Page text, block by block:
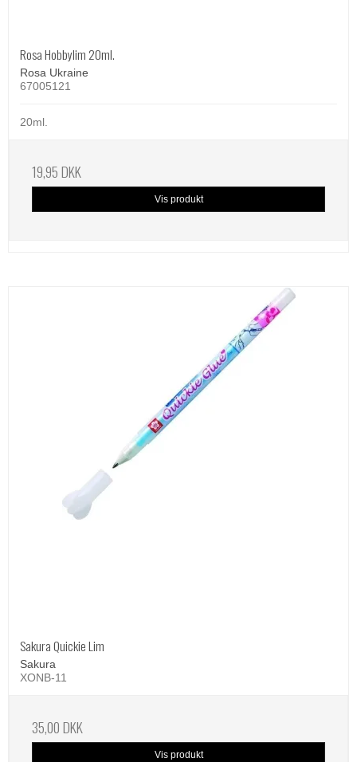
Rosa Hobbylim 20ml.
Rosa Ukraine
67005121
20ml.
19,95 DKK
Vis produkt
Sakura Quickie Lim
Sakura
XONB-11
35,00 DKK
Vis produkt